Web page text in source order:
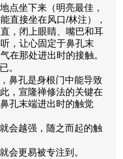
点坐下来（明亮最佳，
直接坐在风口/林注），
，闭上眼睛、嘴巴和耳
， 让心固定于鼻孔末
在那处进出时的接触。
。
鼻孔是身根门中能导致
，宣隆禅修法的关键在
孔末端进出时的触觉
会越强，随之而起的触
会更易被专注到。